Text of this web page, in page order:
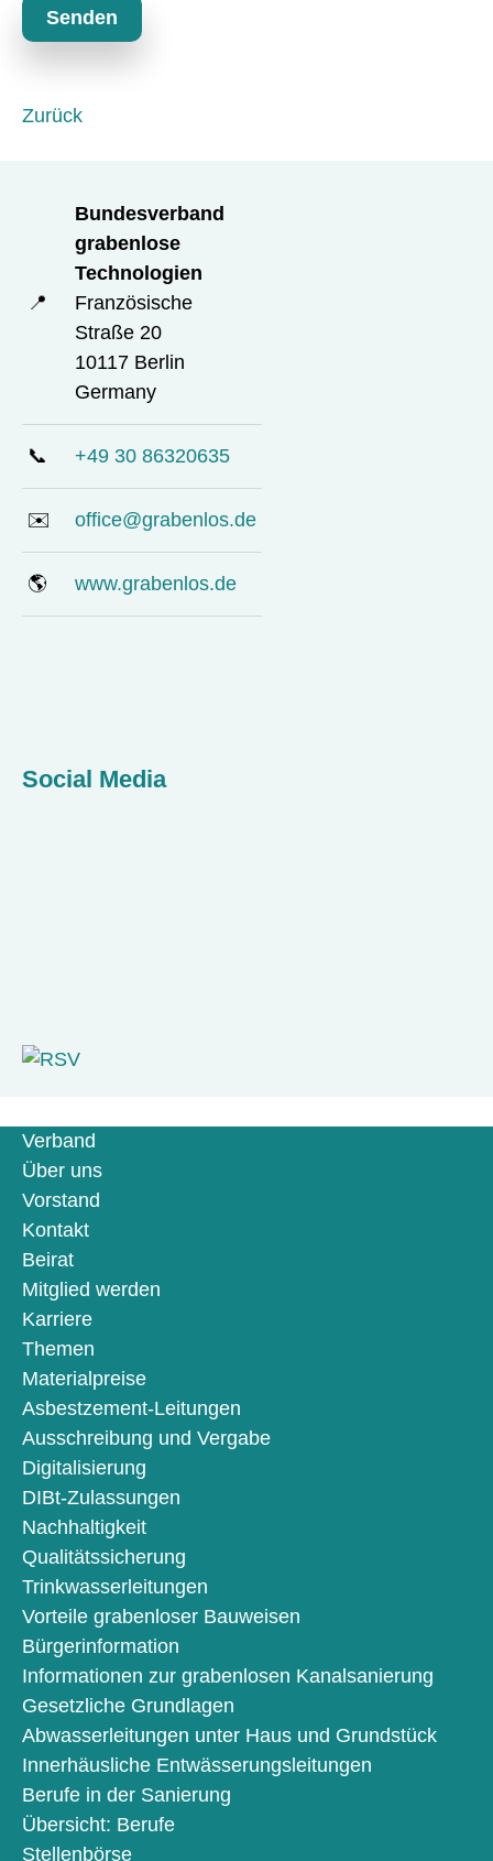
f
d
Senden
Zurück
📍
Bundesverband
grabenlose
Technologien
Französische
Straße 20
10117 Berlin
Germany
📞 +49 30 86320635
✉️ office@grabenlos.de
🌎 www.grabenlos.de
Social Media
Verband
Über uns
Vorstand
Kontakt
Beirat
Mitglied werden
Karriere
Themen
Materialpreise
Asbestzement-Leitungen
Ausschreibung und Vergabe
Digitalisierung
DIBt-Zulassungen
Nachhaltigkeit
Qualitätssicherung
Trinkwasserleitungen
Vorteile grabenloser Bauweisen
Bürgerinformation
Informationen zur grabenlosen Kanalsanierung
Gesetzliche Grundlagen
Abwasserleitungen unter Haus und Grundstück
Innerhäusliche Entwässerungsleitungen
Berufe in der Sanierung
Übersicht: Berufe
Stellenbörse